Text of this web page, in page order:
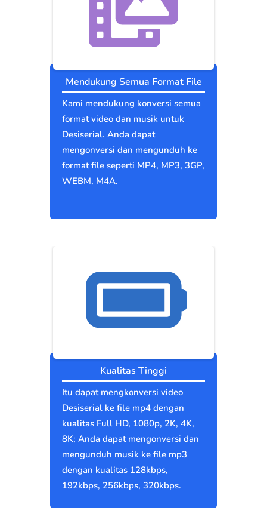
Mendukung Semua Format File
Kami mendukung konversi semua
format video dan musik untuk
Desiserial. Anda dapat
mengonversi dan mengunduh ke
format file seperti MP4, MP3, 3GP,
WEBM, M4A.
Kualitas Tinggi
Itu dapat mengkonversi video
Desiserial ke file mp4 dengan
kualitas Full HD, 1080p, 2K, 4K,
8K; Anda dapat mengonversi dan
mengunduh musik ke file mp3
dengan kualitas 128kbps,
192kbps, 256kbps, 320kbps.